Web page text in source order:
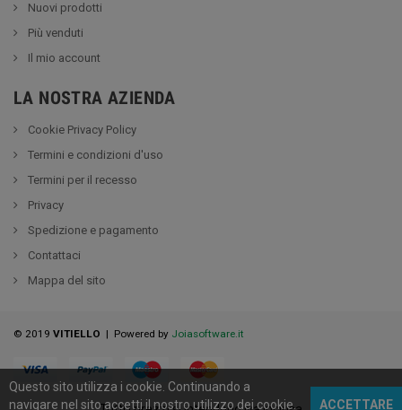
Nuovi prodotti
Più venduti
Il mio account
LA NOSTRA AZIENDA
Cookie Privacy Policy
Termini e condizioni d'uso
Termini per il recesso
Privacy
Spedizione e pagamento
Contattaci
Mappa del sito
© 2019 VITIELLO | Powered by Joiasoftware.it
Questo sito utilizza i cookie. Continuando a
navigare nel sito accetti il nostro utilizzo dei cookie. ACCETTARE